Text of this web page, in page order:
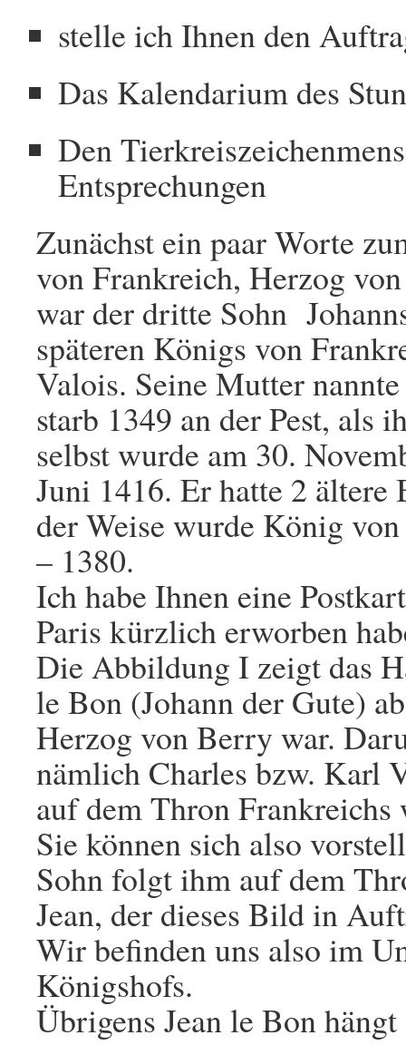
stelle ich Ihnen den
Das Kalendarium des
Den
Entsprechungen
Zunächst ein paar Worte
von Frankreich, Herzog
war der dritte Sohn
späteren Königs von
Valois. Seine Mutter
starb 1349 an der Pest, als
selbst wurde am 30.
Juni 1416. Er hatte 2
der Weise wurde König
– 1380.
Ich habe Ihnen eine
Paris kürzlich erworben
Die Abbildung I zeigt das
le Bon (Johann der Gute)
Herzog von Berry war.
nämlich Charles bzw. Karl
auf dem Thron Frankreichs
Sie können sich also
Sohn folgt ihm auf dem
Jean, der dieses Bild in
Wir befinden uns also im
Königshofs.
Übrigens Jean le Bon